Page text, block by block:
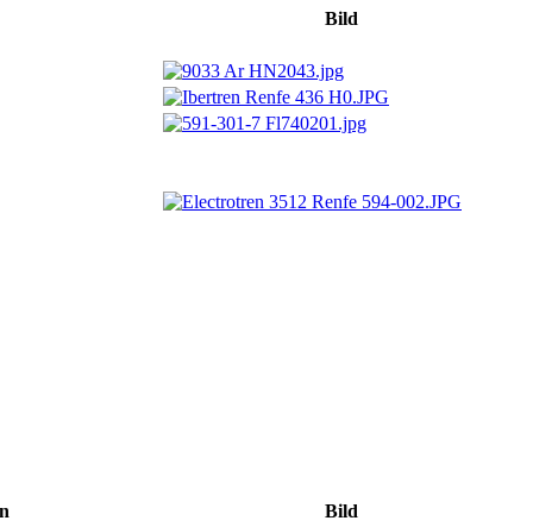
Bild
Bild